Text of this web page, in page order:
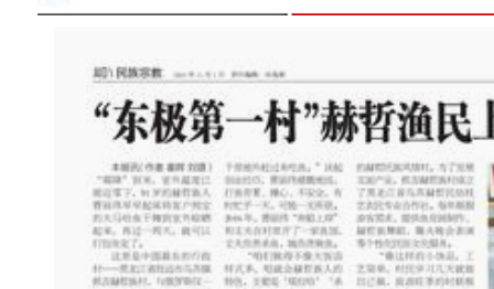
新疆红其拉甫口岸：出入